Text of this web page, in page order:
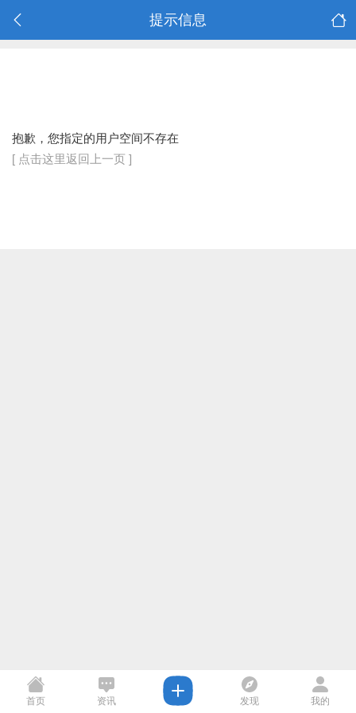
提示信息
抱歉，您指定的用户空间不存在
[ 点击这里返回上一页 ]
首页 资讯 发现 我的